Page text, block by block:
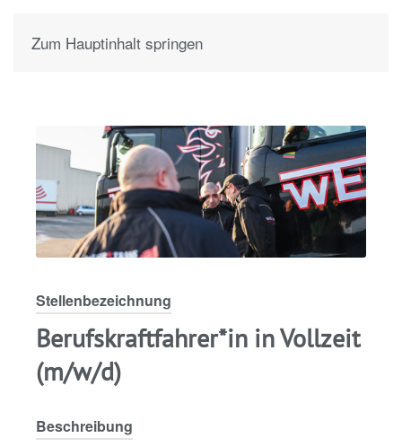
Zum Hauptinhalt springen
Stellenbezeichnung
Berufskraftfahrer*in in Vollzeit
(m/w/d)
Beschreibung